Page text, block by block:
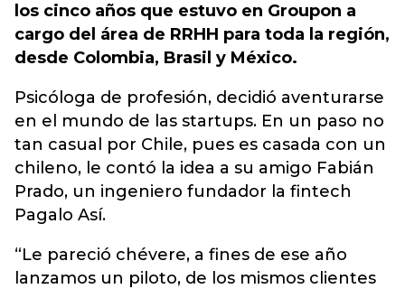
los cinco años que estuvo en Groupon a
cargo del área de RRHH para toda la región,
desde Colombia, Brasil y México.
Psicóloga de profesión, decidió aventurarse
en el mundo de las startups. En un paso no
tan casual por Chile, pues es casada con un
chileno, le contó la idea a su amigo Fabián
Prado, un ingeniero fundador la fintech
Pagalo Así.
“Le pareció chévere, a fines de ese año
lanzamos un piloto, de los mismos clientes